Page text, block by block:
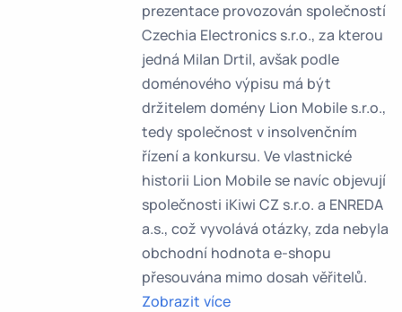
prezentace provozován společností
Czechia Electronics s.r.o., za kterou
jedná Milan Drtil, avšak podle
doménového výpisu má být
držitelem domény Lion Mobile s.r.o.,
tedy společnost v insolvenčním
řízení a konkursu. Ve vlastnické
historii Lion Mobile se navíc objevují
společnosti iKiwi CZ s.r.o. a ENREDA
a.s., což vyvolává otázky, zda nebyla
obchodní hodnota e-shopu
přesouvána mimo dosah věřitelů.
Zobrazit více